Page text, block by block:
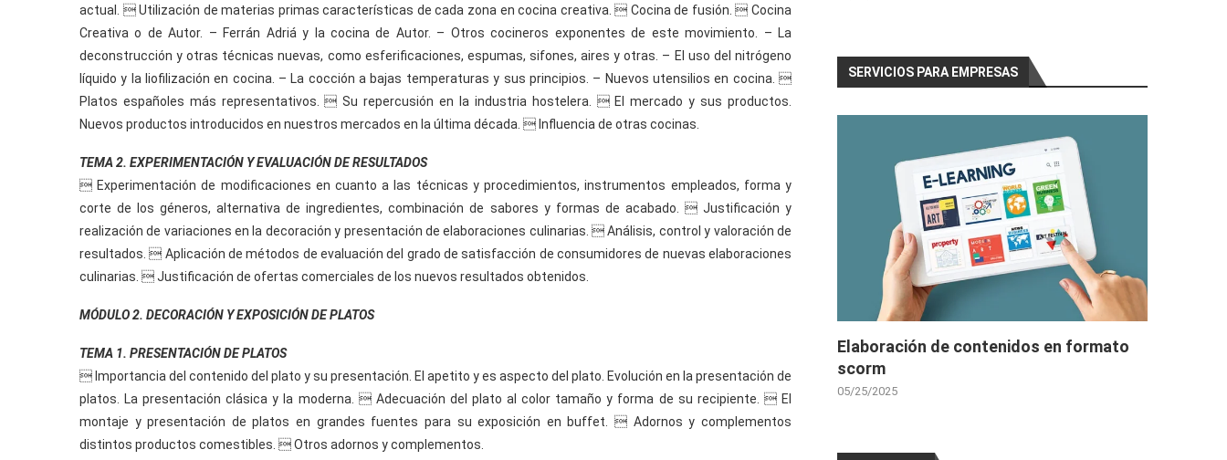
actual.  Utilización de materias primas características de cada zona en cocina creativa.  Cocina de fusión.  Cocina
Creativa o de Autor. – Ferrán Adriá y la cocina de Autor. – Otros cocineros exponentes de este movimiento. – La
deconstrucción y otras técnicas nuevas, como esferificaciones, espumas, sifones, aires y otras. – El uso del nitrógeno
líquido y la liofilización en cocina. – La cocción a bajas temperaturas y sus principios. – Nuevos utensilios en cocina. 
Platos españoles más representativos.  Su repercusión en la industria hostelera.  El mercado y sus productos.
Nuevos productos introducidos en nuestros mercados en la última década.  Influencia de otras cocinas.
TEMA 2. EXPERIMENTACIÓN Y EVALUACIÓN DE RESULTADOS
 Experimentación de modificaciones en cuanto a las técnicas y procedimientos, instrumentos empleados, forma y
corte de los géneros, alternativa de ingredientes, combinación de sabores y formas de acabado.  Justificación y
realización de variaciones en la decoración y presentación de elaboraciones culinarias.  Análisis, control y valoración de
resultados.  Aplicación de métodos de evaluación del grado de satisfacción de consumidores de nuevas elaboraciones
culinarias.  Justificación de ofertas comerciales de los nuevos resultados obtenidos.
MÓDULO 2. DECORACIÓN Y EXPOSICIÓN DE PLATOS
TEMA 1. PRESENTACIÓN DE PLATOS
 Importancia del contenido del plato y su presentación. El apetito y es aspecto del plato. Evolución en la presentación de
platos. La presentación clásica y la moderna.  Adecuación del plato al color tamaño y forma de su recipiente.  El
montaje y presentación de platos en grandes fuentes para su exposición en buffet.  Adornos y complementos
distintos productos comestibles.  Otros adornos y complementos.
SERVICIOS PARA EMPRESAS
Elaboración de contenidos en formato
scorm
05/25/2025